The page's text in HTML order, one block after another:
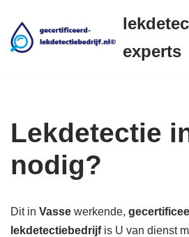
Ga
experts
Lekdetectie
nodig?
Dit in Vasse werkende,
lekdetectiebedrijf is U van dienst